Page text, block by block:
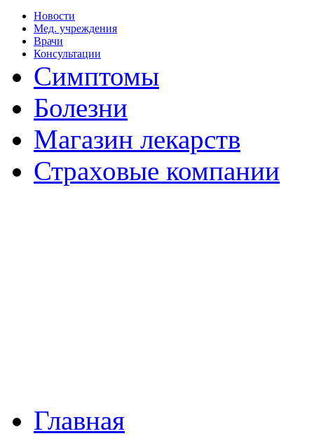
Новости
Мед. учреждения
Врачи
Консультации
Симптомы
Болезни
Магазин лекарств
Страховые компании
Главная